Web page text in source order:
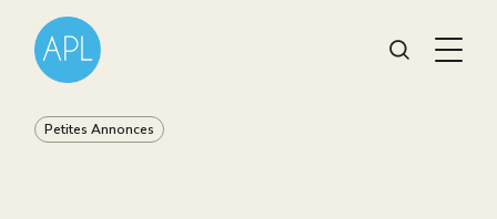
Petites Annonces